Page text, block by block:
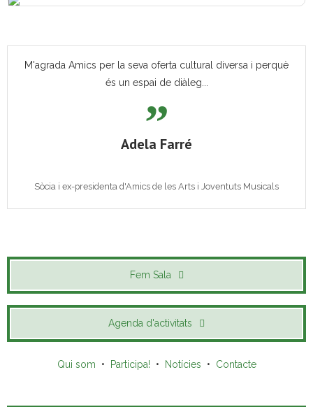
M'agrada Amics per la seva oferta cultural diversa i perquè
és un espai de diàleg...
Adela Farré
Sòcia i ex-presidenta d'Amics de les Arts i Joventuts Musicals
Fem Sala
Agenda d'activitats
Qui som • Participa! • Notícies • Contacte